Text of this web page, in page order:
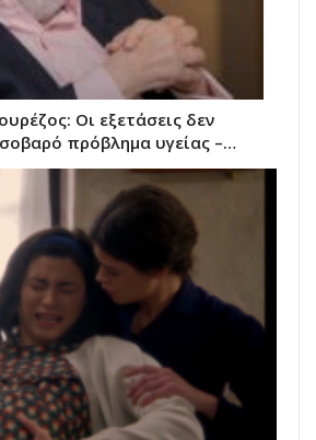
Οι εξετάσεις δεν
πρόβλημα υγείας –…